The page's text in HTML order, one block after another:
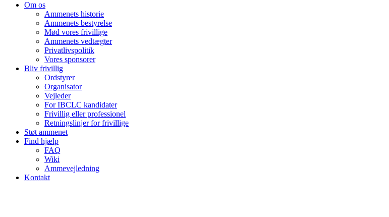
Om os
Ammenets historie
Ammenets bestyrelse
Mød vores frivillige
Ammenets vedtægter
Privatlivspolitik
Vores sponsorer
Bliv frivillig
Ordstyrer
Organisator
Vejleder
For IBCLC kandidater
Frivillig eller professionel
Retningslinjer for frivillige
Støt ammenet
Find hjælp
FAQ
Wiki
Ammevejledning
Kontakt